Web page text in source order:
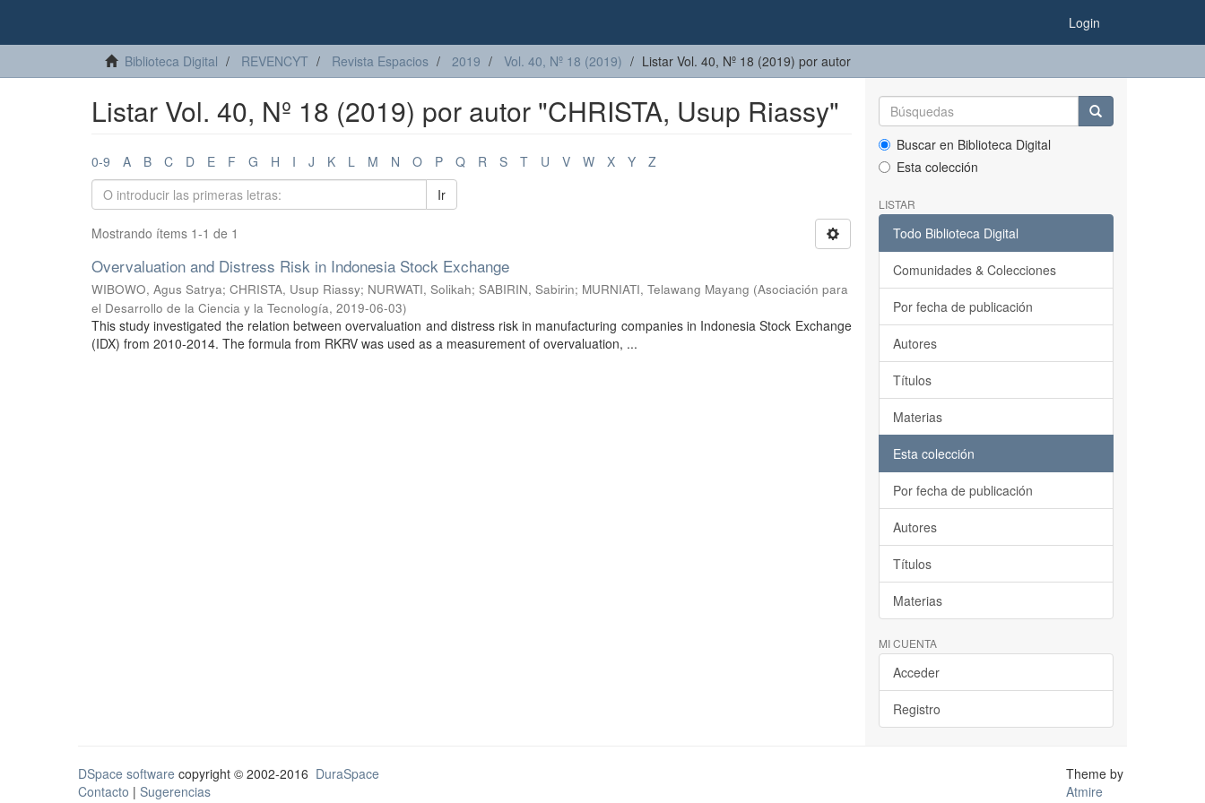
Login
Biblioteca Digital REVENCYT Revista Espacios 2019 Vol. 40, Nº 18 (2019) Listar Vol. 40, Nº 18 (2019) por autor
Listar Vol. 40, Nº 18 (2019) por autor "CHRISTA, Usup Riassy"
0-9 A B C D E F G H I J K L M N O P Q R S T U V W X Y
Z
Ir
Mostrando ítems 1-1 de 1
Overvaluation and Distress Risk in Indonesia Stock Exchange
WIBOWO, Agus Satrya; CHRISTA, Usup Riassy; NURWATI, Solikah; SABIRIN, Sabirin; MURNIATI, Telawang Mayang (Asociación para
el Desarrollo de la Ciencia y la Tecnología, 2019-06-03)
This study investigated the relation between overvaluation and distress risk in manufacturing companies in Indonesia Stock Exchange
(IDX) from 2010-2014. The formula from RKRV was used as a measurement of overvaluation, ...
Buscar en Biblioteca Digital
Esta colección
LISTAR
Todo Biblioteca Digital
Comunidades & Colecciones
Por fecha de publicación
Autores
Títulos
Materias
Esta colección
Por fecha de publicación
Autores
Títulos
Materias
MI CUENTA
Acceder
Registro
DSpace software copyright © 2002-2016 DuraSpace
Contacto | Sugerencias
Theme by
Atmire